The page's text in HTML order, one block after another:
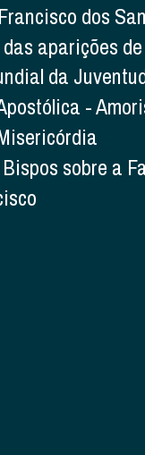
dos
aparições
da
-
sobre a